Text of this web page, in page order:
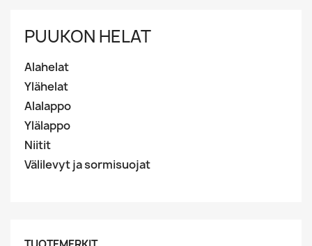
PUUKON HELAT
Alahelat
Ylähelat
Alalappo
Ylälappo
Niitit
Välilevyt ja sormisuojat